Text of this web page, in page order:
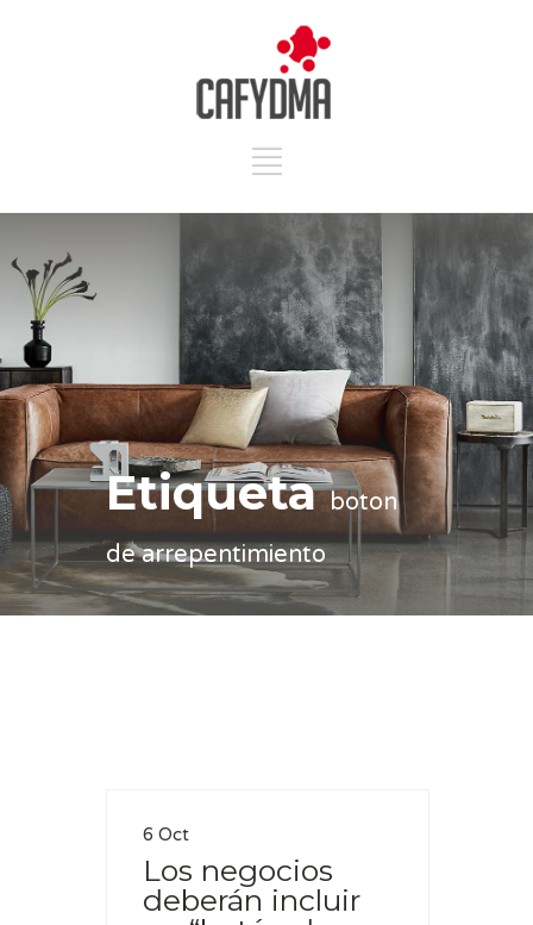
Etiquetaboton
de arrepentimiento
6 Oct
Los negocios
deberán incluir